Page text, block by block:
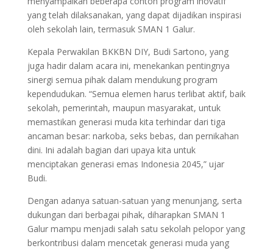
yang telah dilaksanakan, yang dapat dijadikan inspirasi
oleh sekolah lain, termasuk SMAN 1 Galur.
Kepala Perwakilan BKKBN DIY, Budi Sartono, yang
juga hadir dalam acara ini, menekankan pentingnya
sinergi semua pihak dalam mendukung program
kependudukan. “Semua elemen harus terlibat aktif, baik
sekolah, pemerintah, maupun masyarakat, untuk
memastikan generasi muda kita terhindar dari tiga
ancaman besar: narkoba, seks bebas, dan pernikahan
dini. Ini adalah bagian dari upaya kita untuk
menciptakan generasi emas Indonesia 2045,” ujar
Budi.
Dengan adanya satuan-satuan yang menunjang, serta
dukungan dari berbagai pihak, diharapkan SMAN 1
Galur mampu menjadi salah satu sekolah pelopor yang
berkontribusi dalam mencetak generasi muda yang